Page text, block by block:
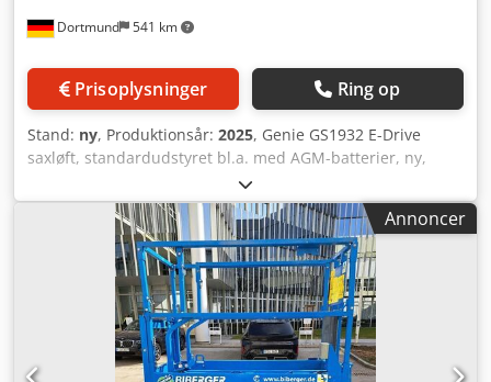
Dortmund 541 km
Prisoplysninger Ring op
Stand: ny, Produktionsår: 2025, Genie GS1932 E-Drive
saxløft, standardudstyret bl.a. med AGM-batterier, ny,
brugt og demomaskiner tilgængelige Crjdpfxerhknvj Ab Ref
Annoncer